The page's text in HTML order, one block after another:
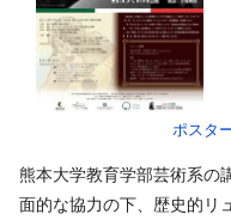
ポスタ
熊本大学教育学部芸術系の
面的な協力の下、歴史的リ